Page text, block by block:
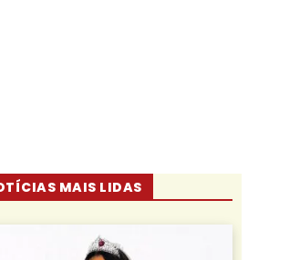
MAIS LIDAS